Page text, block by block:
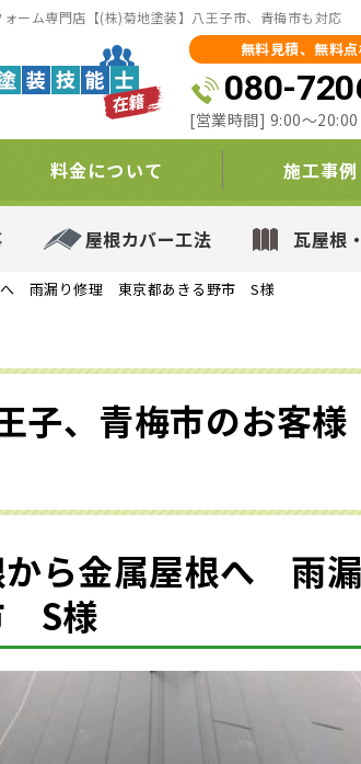
ーム専門店【(株)菊地塗装】八王子市、青梅市も対応
無料見積、無料
080-
[営業時間] 9:00～
料金について 施工事例
屋根カバー工法 瓦屋根
へ 雨漏り修理 東京都あきる野市 S様
子、青梅市のお客様
ら金属屋根へ 雨漏
S様